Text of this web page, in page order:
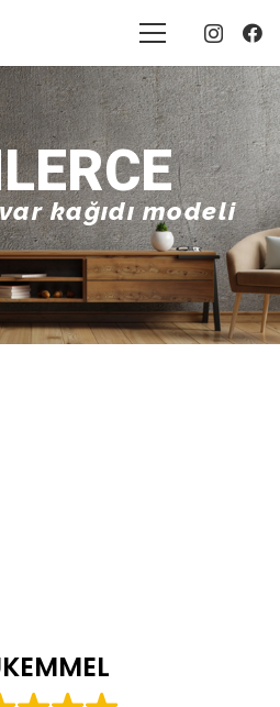
kağıdı modeli